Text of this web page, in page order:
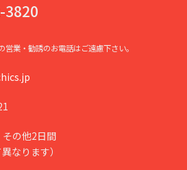
3820
業・勧誘のお電話はご遠慮下さい。
の他2日間
なります）